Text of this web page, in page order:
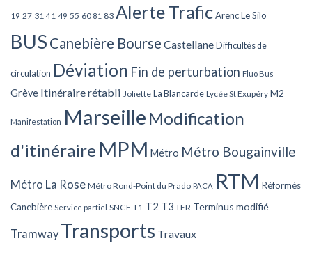
19 27 31 41 49 55 60 81 83 Alerte TraficArenc Le Silo
BUS Canebière Bourse Castellane Difficultés de
circulation Déviation Fin de perturbation Fluo Bus
Grève Itinéraire rétabli Joliette La Blancarde Lycée St Exupéry M2
Manifestation Marseille Modification
d'itinéraire MPM Métro Métro Bougainville
Métro La Rose Métro Rond-Point du Prado PACA RTM Réformés
Canebière Service partiel SNCF T1 T2 T3 TER Terminus modifié
Tramway Transports Travaux